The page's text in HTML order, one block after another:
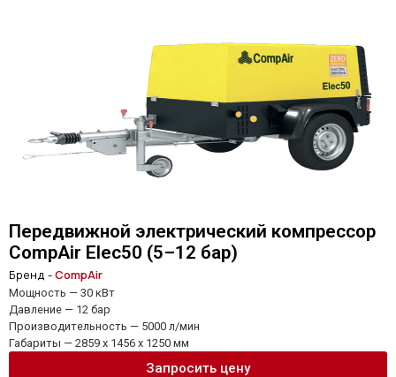
Передвижной электрический компрессор
CompAir Elec50 (5–12 бар)
Бренд -CompAir
Мощность — 30 кВт
Давление — 12 бар
Производительность — 5000 л/мин
Габариты — 2859 x 1456 x 1250 мм
Запросить цену